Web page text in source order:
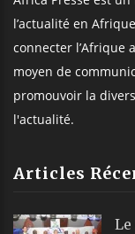
l’actualité en
connecter l’Afrique
moyen de
promouvoir la
l'actualité.
Articles